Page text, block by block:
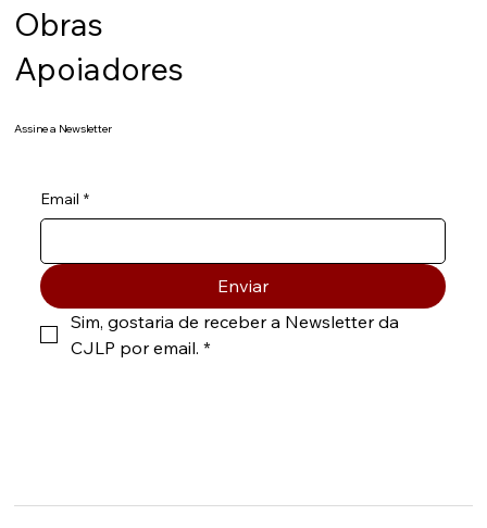
Obras
Apoiadores
Assine a Newsletter
Email *
Enviar
Sim, gostaria de receber a Newsletter da
CJLP por email. *